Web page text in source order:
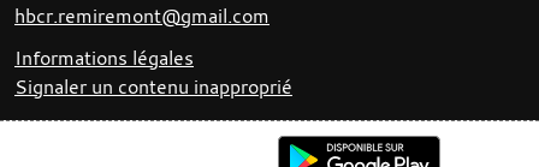
hbcr.remiremont@gmail.com
Informations légales
Signaler un contenu inapproprié